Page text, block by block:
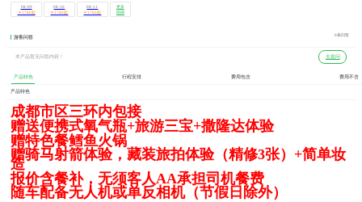
08-09
￥1780起
08-10
￥1780起
08-11
￥1780起
更多
团期
游客问答
0条问答
本产品暂无问答内容！ 去提问
产品特色 行程安排 费用包含 费用不含
产品特色
成都市区三环内包接
赠送便携式氧气瓶+旅游三宝+撒隆达体验
赠特色餐鳕鱼火锅
赠骑马射箭体验，藏装旅拍体验（精修3张）+简单妆
造
报价含餐补，无须客人AA承担司机餐费
随车配备无人机或单反相机（节假日除外）